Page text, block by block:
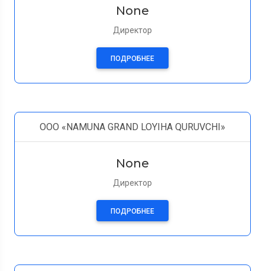
None
Директор
ПОДРОБНЕЕ
OOO «NAMUNA GRAND LOYIHA QURUVCHI»
None
Директор
ПОДРОБНЕЕ